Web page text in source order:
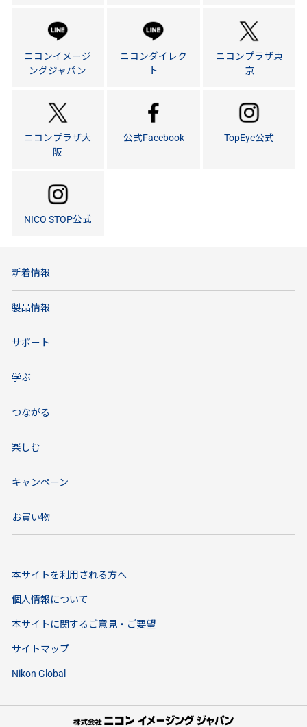
ニコンイメージ
ングジャパン
ニコンダイレク
ト
ニコンプラザ東
京
ニコンプラザ大
阪
公式Facebook TopEye公式
NICO STOP公式
新着情報
製品情報
サポート
学ぶ
つながる
楽しむ
キャンペーン
お買い物
本サイトを利用される方へ
個人情報について
本サイトに関するご意見・ご要望
サイトマップ
Nikon Global